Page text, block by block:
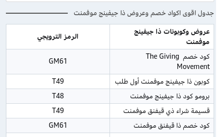
جدول اقوى اكواد خصم وعروض ذا جيفينج موفمنت
عروض وكوبونات ذا جيفينج
موفمنت
الرمز الترويجي
كود خصم The Giving
Movement
GM61
كوبون ذا جيفينج موفمنت أول طلب
T49
برومو كود ذا جيفينج موفمنت
T48
قسيمة شراء ذي قيفنق موفمنت
T49
كود خصم ذا قيفنق موفمنت
GM61